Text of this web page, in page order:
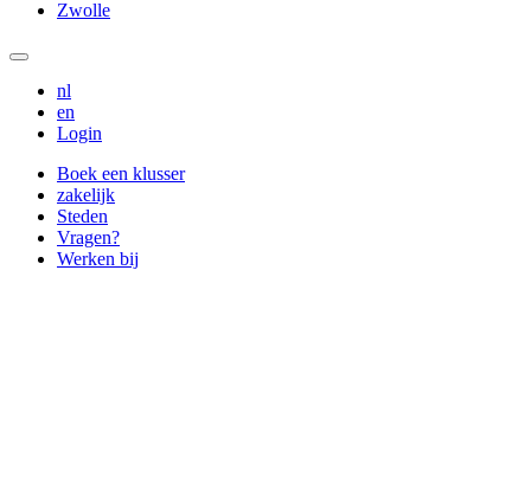
Zwolle
nl
en
Login
Boek een klusser
zakelijk
Steden
Vragen?
Werken bij